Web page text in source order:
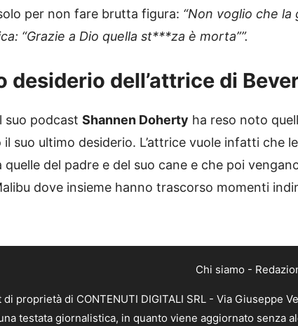
per non fare brutta figura: “Non voglio che
“Grazie a Dio quella st***za è morta””.
desiderio dell’attrice di
suo podcast Shannen Doherty ha reso noto
suo ultimo desiderio. L’attrice vuole infatti che
quelle del padre e del suo cane e che poi
dove insieme hanno trascorso momenti
Chi siamo -
di proprietà di CONTENUTI DIGITALI SRL - Via Giuseppe
testata giornalistica, in quanto viene aggiornato